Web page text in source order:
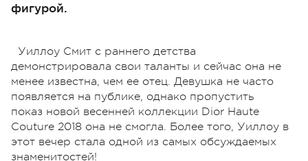
фигурой.
Уиллоу Смит с раннего детства
демонстрировала свои таланты и сейчас она не
менее известна, чем ее отец. Девушка не часто
появляется на публике, однако пропустить
показ новой весенней коллекции Dior Haute
Couture 2018 она не смогла. Более того, Уиллоу в
этот вечер стала одной из самых обсуждаемых
знаменитостей!